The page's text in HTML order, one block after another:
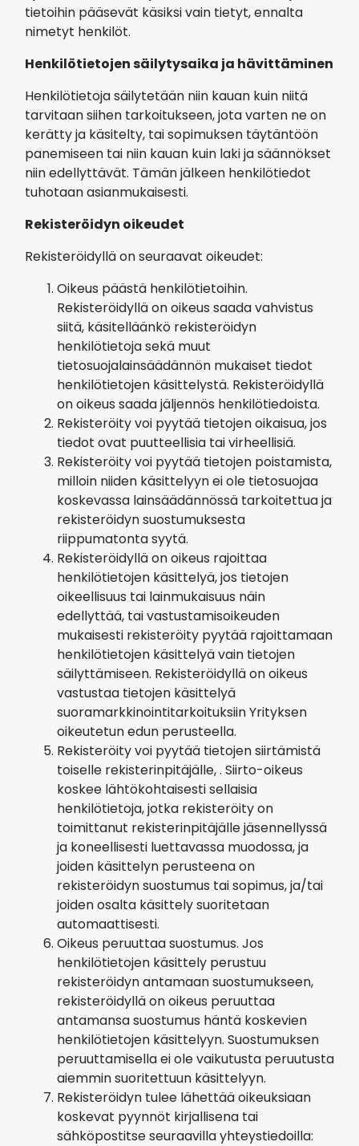
tietoihin pääsevät käsiksi vain tietyt, ennalta
nimetyt henkilöt.
Henkilötietojen säilytysaika ja hävittäminen
Henkilötietoja säilytetään niin kauan kuin niitä
tarvitaan siihen tarkoitukseen, jota varten ne on
kerätty ja käsitelty, tai sopimuksen täytäntöön
panemiseen tai niin kauan kuin laki ja säännökset
niin edellyttävät. Tämän jälkeen henkilötiedot
tuhotaan asianmukaisesti.
Rekisteröidyn oikeudet
Rekisteröidyllä on seuraavat oikeudet:
Oikeus päästä henkilötietoihin.
Rekisteröidyllä on oikeus saada vahvistus
siitä, käsitelläänkö rekisteröidyn
henkilötietoja sekä muut
tietosuojalainsäädännön mukaiset tiedot
henkilötietojen käsittelystä. Rekisteröidyllä
on oikeus saada jäljennös henkilötiedoista.
Rekisteröity voi pyytää tietojen oikaisua, jos
tiedot ovat puutteellisia tai virheellisiä.
Rekisteröity voi pyytää tietojen poistamista,
milloin niiden käsittelyyn ei ole tietosuojaa
koskevassa lainsäädännössä tarkoitettua ja
rekisteröidyn suostumuksesta
riippumatonta syytä.
Rekisteröidyllä on oikeus rajoittaa
henkilötietojen käsittelyä, jos tietojen
oikeellisuus tai lainmukaisuus näin
edellyttää, tai vastustamisoikeuden
mukaisesti rekisteröity pyytää rajoittamaan
henkilötietojen käsittelyä vain tietojen
säilyttämiseen. Rekisteröidyllä on oikeus
vastustaa tietojen käsittelyä
suoramarkkinointitarkoituksiin Yrityksen
oikeutetun edun perusteella.
Rekisteröity voi pyytää tietojen siirtämistä
toiselle rekisterinpitäjälle, . Siirto-oikeus
koskee lähtökohtaisesti sellaisia
henkilötietoja, jotka rekisteröity on
toimittanut rekisterinpitäjälle jäsennellyssä
ja koneellisesti luettavassa muodossa, ja
joiden käsittelyn perusteena on
rekisteröidyn suostumus tai sopimus, ja/tai
joiden osalta käsittely suoritetaan
automaattisesti.
Oikeus peruuttaa suostumus. Jos
henkilötietojen käsittely perustuu
rekisteröidyn antamaan suostumukseen,
rekisteröidyllä on oikeus peruuttaa
antamansa suostumus häntä koskevien
henkilötietojen käsittelyyn. Suostumuksen
peruuttamisella ei ole vaikutusta peruutusta
aiemmin suoritettuun käsittelyyn.
Rekisteröidyn tulee lähettää oikeuksiaan
koskevat pyynnöt kirjallisena tai
sähköpostitse seuraavilla yhteystiedoilla: